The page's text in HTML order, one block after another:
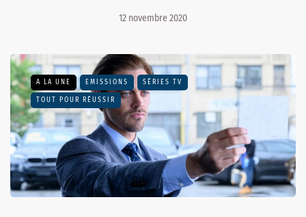
12 novembre 2020
A LA UNE EMISSIONS SÉRIES TV
TOUT POUR RÉUSSIR